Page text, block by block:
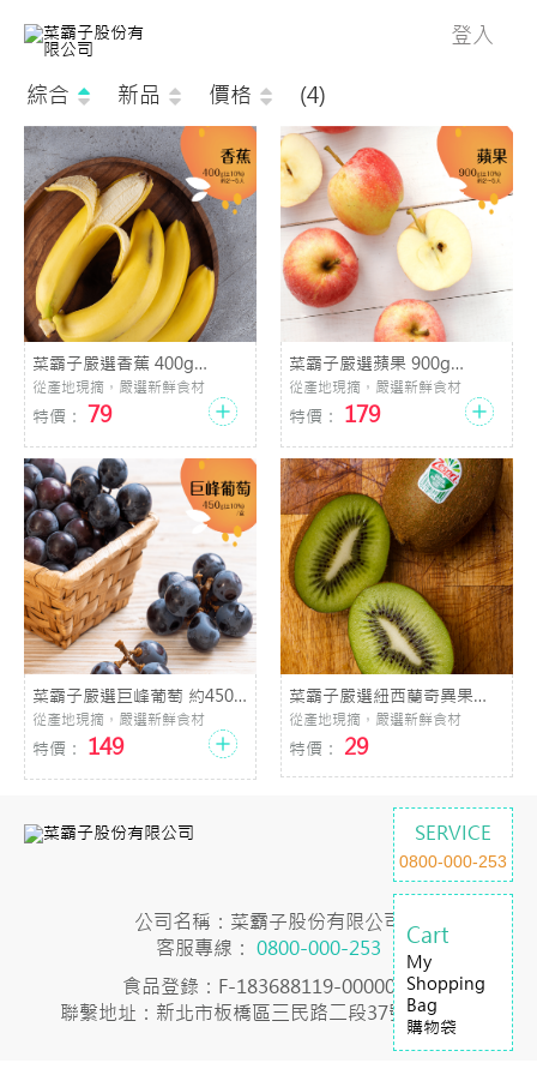
登入
綜合 新品 價格 (4)
菜霸子嚴選香蕉 400g
(±10%)(約2-5入) 廠商直送
從產地現摘，嚴選新鮮食材
特價： 79
菜霸子嚴選蘋果 900g
(±10%)(2-5入) 廠商直送
從產地現摘，嚴選新鮮食材
特價： 179
菜霸子嚴選巨峰葡萄 約450g
(±10%)/盒
從產地現摘，嚴選新鮮食材
特價： 149
菜霸子嚴選紐西蘭奇異果
125g (±10%)/粒
從產地現摘，嚴選新鮮食材
特價： 29
SERVICE
0800-000-253
Cart
My
Shopping
Bag
購物袋
公司名稱：菜霸子股份有限公司
客服專線： 0800-000-253
食品登錄：F-183688119-00000-7
聯繫地址：新北市板橋區三民路二段37號23樓之2